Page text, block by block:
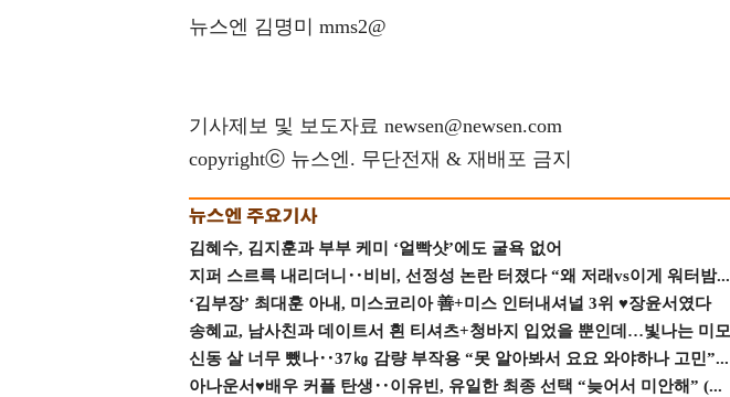
뉴스엔 김명미 mms2@
기사제보 및 보도자료 newsen@newsen.com
copyrightⓒ 뉴스엔. 무단전재 & 재배포 금지
김혜수, 김지훈과 부부 케미 ‘얼빡샷’에도 굴욕 없어
지퍼 스르륵 내리더니‥비비, 선정성 논란 터졌다 “왜 저래vs이게 워터밤...
‘김부장’ 최대훈 아내, 미스코리아 善+미스 인터내셔널 3위 ♥장윤서였다
송혜교, 남사친과 데이트서 흰 티셔츠+청바지 입었을 뿐인데…빛나는 미모
신동 살 너무 뺐나‥37㎏ 감량 부작용 “못 알아봐서 요요 와야하나 고민”...
아나운서♥배우 커플 탄생‥이유빈, 유일한 최종 선택 “늦어서 미안해” (...